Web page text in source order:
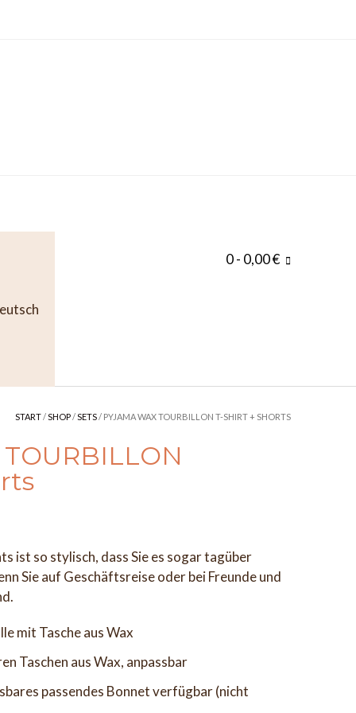
0- 0,00 €
START/SHOP/SETS/ PYJAMA WAX TOURBILLON T-SHIRT + SHORTS
ist so stylisch, dass Sie es sogar tagüber
Sie auf Geschäftsreise oder bei Freunde und
mit Tasche aus Wax
Taschen aus Wax, anpassbar
passendes Bonnet verfügbar (nicht